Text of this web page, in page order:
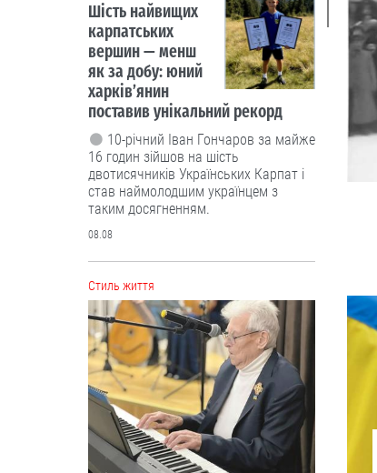
Шість найвищих
карпатських
вершин — менш
як за добу: юний
харків’янин
поставив унікальний рекорд
10-річний Іван Гончаров за майже
16 годин зійшов на шість
двотисячників Українських Карпат і
став наймолодшим українцем з
таким досягненням.
08.08
Cтиль життя